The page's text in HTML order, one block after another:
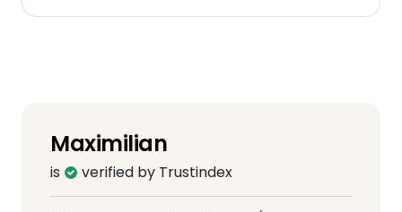
Maximilian
is verified by Trustindex